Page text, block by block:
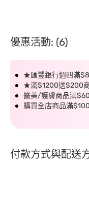
優惠活動: (6)
★匯豐銀行週四滿
★滿$1200送$200
醫美/護膚商品滿
購買全店商品滿
付款方式與配送